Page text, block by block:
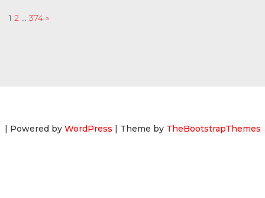
Page:
1 2 … 374 Next
»
| Powered by WordPress | Theme by TheBootstrapThemes